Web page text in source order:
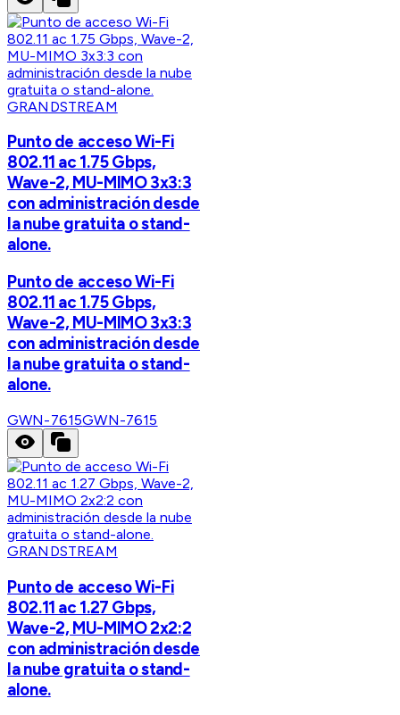
GRANDSTREAM
Punto de acceso Wi-Fi
802.11 ac 1.75 Gbps,
Wave-2, MU-MIMO 3x3:3
con administración desde
la nube gratuita o stand-
alone.
Punto de acceso Wi-Fi
802.11 ac 1.75 Gbps,
Wave-2, MU-MIMO 3x3:3
con administración desde
la nube gratuita o stand-
alone.
GWN-7615GWN-7615
GRANDSTREAM
Punto de acceso Wi-Fi
802.11 ac 1.27 Gbps,
Wave-2, MU-MIMO 2x2:2
con administración desde
la nube gratuita o stand-
alone.